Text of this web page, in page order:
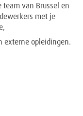
van Brussel en
met je
externe opleidingen.